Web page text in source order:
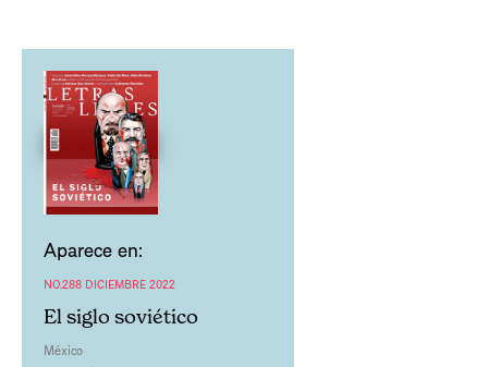
Aparece en:
NO.288 DICIEMBRE 2022
El siglo soviético
México